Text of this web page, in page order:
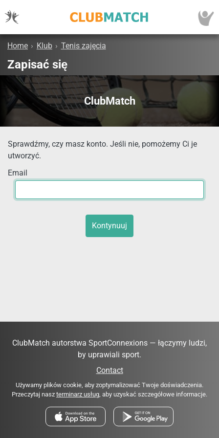
Home › Klub › Tenis zajęcia
Zapisać się
ClubMatch
Sprawdźmy, czy masz konto. Jeśli nie, pomożemy Ci je
utworzyć.
Email
Kontynuuj
ClubMatch autorstwa SportConnexions — łączymy ludzi,
by uprawiali sport.
Contact
Używamy plików cookie, aby zoptymalizować Twoje doświadczenia.
Przeczytaj nasz terminarz usług, aby uzyskać szczegółowe informacje.